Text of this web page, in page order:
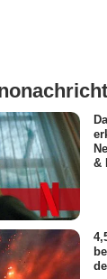
&